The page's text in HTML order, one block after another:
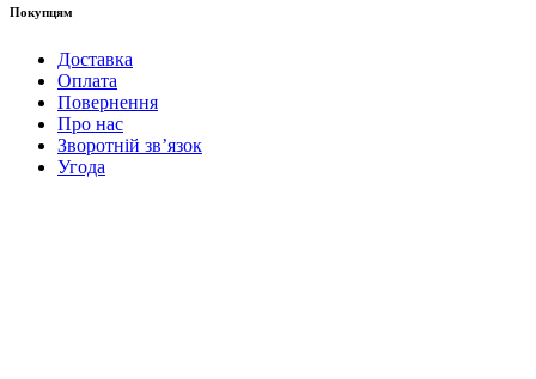
Покупцям
Доставка
Оплата
Повернення
Про нас
Зворотній зв’язок
Угода